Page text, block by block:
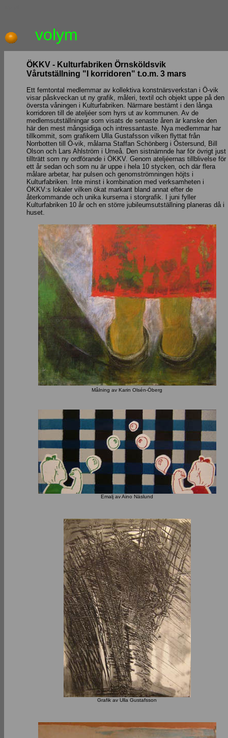
volym
ÖKKV - Kulturfabriken Örnsköldsvik
Vårutställning "I korridoren" t.o.m. 3 mars
Ett femtontal medlemmar av kollektiva konstnärsverkstan i Ö-vik
visar påskveckan ut ny grafik, måleri, textil och objekt uppe på den
översta våningen i Kulturfabriken. Närmare bestämt i den långa
korridoren till de ateljéer som hyrs ut av kommunen. Av de
medlemsutställningar som visats de senaste åren är kanske den
här den mest mångsidiga och intressantaste. Nya medlemmar har
tillkommit, som grafikern Ulla Gustafsson vilken flyttat från
Norrbotten till Ö-vik, målarna Staffan Schönberg i Östersund, Bill
Olson och Lars Ahlström i Umeå. Den sistnämnde har för övrigt just
tillträtt som ny ordförande i ÖKKV. Genom ateljéernas tillblivelse för
ett år sedan och som nu är uppe i hela 10 stycken, och där flera
målare arbetar, har pulsen och genomströmningen höjts i
Kulturfabriken. Inte minst i kombination med verksamheten i
ÖKKV:s lokaler vilken ökat markant bland annat efter de
återkommande och unika kurserna i storgrafik. I juni fyller
Kulturfabriken 10 år och en större jubileumsutställning planeras då i
huset.
Målning av Karin Olsén-Öberg
Emalj av Aino Näslund
Grafik av Ulla Gustafsson